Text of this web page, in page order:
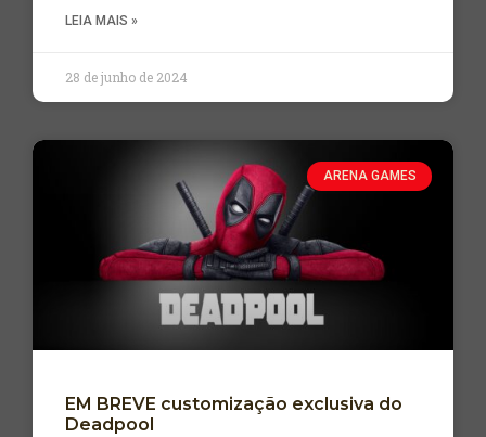
LEIA MAIS »
28 de junho de 2024
ARENA GAMES
EM BREVE customização exclusiva do
Deadpool